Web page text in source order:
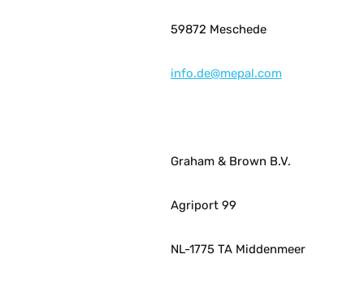
59872 Meschede
info.de@mepal.com
Graham & Brown B.V.
Agriport 99
NL-1775 TA Middenmeer